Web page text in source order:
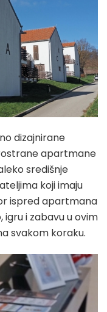
dizajnirane
apartmane
središnje
koji imaju
ispred apartmana
i zabavu u ovim
svakom koraku.